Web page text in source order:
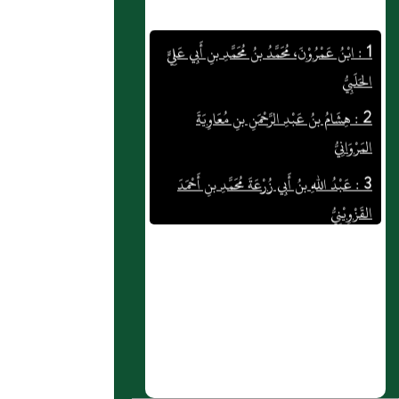
1 : ابْنُ عَمْرُوْنَ، مُحَمَّدُ بنُ مُحَمَّدِ بنِ أَبِي عَلِيٍّ
الحَلَبِيُّ
2 : هِشَامُ بنُ عَبْدِ الرَّحْمَنِ بنِ مُعَاوِيَةَ
المَرْوَانِيُّ
3 : عَبْدُ اللهِ بنُ أَبِي زُرْعَةَ مُحَمَّدِ بنِ أَحْمَدَ
القَزْوِيْنِيُّ
4 : ابْنُ الحِيْرِيِّ أَبُو سَعِيْدٍ أَحْمَدُ بنُ مُحَمَّدِ بنِ